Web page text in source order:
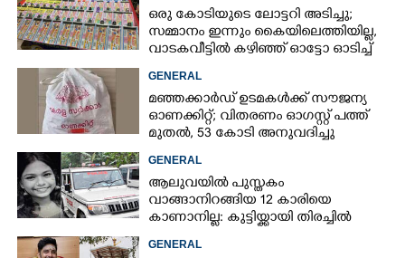
ഒരു കോടിയുടെ ലോട്ടറി അടിച്ചു;
സമ്മാനം ഇന്നും കൈയിലെത്തിയില്ല,
വാടകവീട്ടിൽ കഴിഞ്ഞ് ഓട്ടോ ഓടിച്ച്
GENERAL
മഞ്ഞക്കാർഡ് ഉടമകൾക്ക് സൗജന്യ
ഓണക്കിറ്റ്; വിതരണം ഓഗസ്റ്റ് പത്ത്
മുതൽ, 53 കോടി അനുവദിച്ചു
GENERAL
ആലുവയിൽ പുസ്തകം
വാങ്ങാനിറങ്ങിയ 12 കാരിയെ
കാണാനില്ല: കുട്ടിയ്ക്കായി തിരച്ചിൽ
GENERAL
Share this link
Copy Link